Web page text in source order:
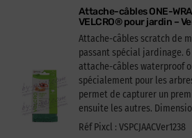
Attache-câbles ONE-
VELCRO® pour jardin –
Attache-câbles scratch de
passant spécial jardinage. 6
attache-câbles waterproof
spécialement pour les
permet de capturer un
ensuite les autres.
Réf Pixcl : VSPCJAACVer1238